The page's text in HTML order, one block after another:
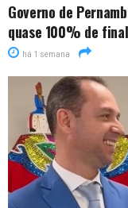
Governo de
quase 100% de
há 1 semana